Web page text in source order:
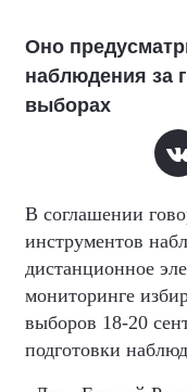
Оно
наблюдения за
выборах
В соглашении
инструментов
дистанционное
мониторинге
выборов 18-20
подготовки